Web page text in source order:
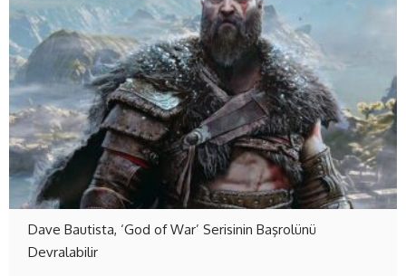
Dave Bautista, ‘God of War’ Serisinin Başrolünü
Devralabilir